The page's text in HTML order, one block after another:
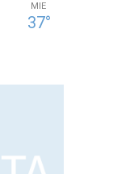
MIE
37°